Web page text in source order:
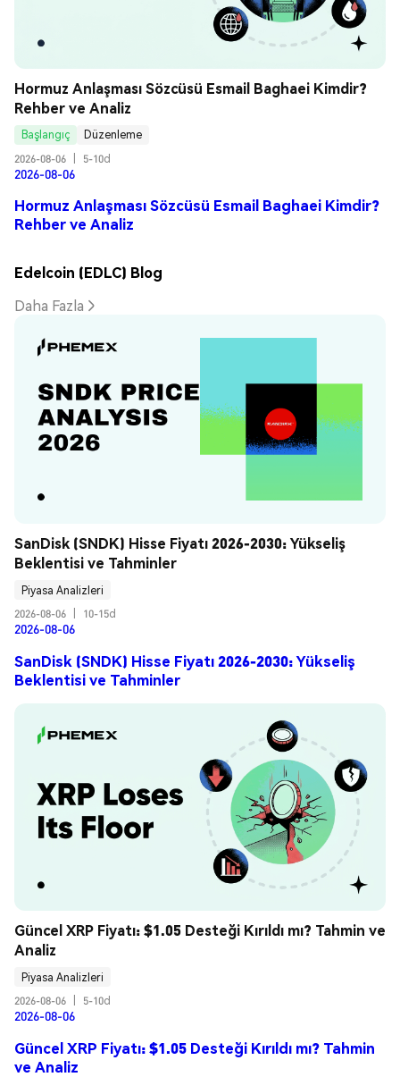
Hormuz Anlaşması Sözcüsü Esmail Baghaei Kimdir?
Rehber ve Analiz
Başlangıç
Düzenleme
2026-08-06
5-10d
2026-08-06
Hormuz Anlaşması Sözcüsü Esmail Baghaei Kimdir?
Rehber ve Analiz
Edelcoin (EDLC) Blog
Daha Fazla
SanDisk (SNDK) Hisse Fiyatı 2026-2030: Yükseliş
Beklentisi ve Tahminler
Piyasa Analizleri
2026-08-06
10-15d
2026-08-06
SanDisk (SNDK) Hisse Fiyatı 2026-2030: Yükseliş
Beklentisi ve Tahminler
Güncel XRP Fiyatı: $1.05 Desteği Kırıldı mı? Tahmin ve
Analiz
Piyasa Analizleri
2026-08-06
5-10d
2026-08-06
Güncel XRP Fiyatı: $1.05 Desteği Kırıldı mı? Tahmin
ve Analiz